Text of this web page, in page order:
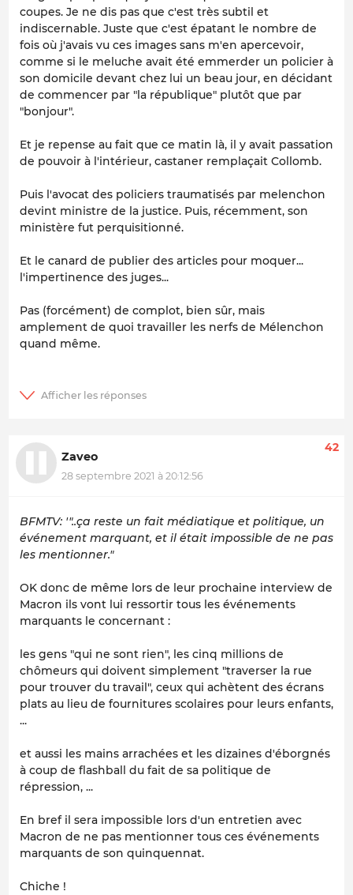
coupes. Je ne dis pas que c'est très subtil et
indiscernable. Juste que c'est épatant le nombre de
fois où j'avais vu ces images sans m'en apercevoir,
comme si le meluche avait été emmerder un policier à
son domicile devant chez lui un beau jour, en décidant
de commencer par "la république" plutôt que par
"bonjour".
Et je repense au fait que ce matin là, il y avait passation
de pouvoir à l'intérieur, castaner remplaçait Collomb.
Puis l'avocat des policiers traumatisés par melenchon
devint ministre de la justice. Puis, récemment, son
ministère fut perquisitionné.
Et le canard de publier des articles pour moquer...
l'impertinence des juges...
Pas (forcément) de complot, bien sûr, mais
amplement de quoi travailler les nerfs de Mélenchon
quand même.
Zaveo
28 septembre 2021 à 20:12:56
42
BFMTV: '"..ça reste un fait médiatique et politique, un
événement marquant, et il était impossible de ne pas
les mentionner."
OK donc de même lors de leur prochaine interview de
Macron ils vont lui ressortir tous les événements
marquants le concernant :
les gens "qui ne sont rien", les cinq millions de
chômeurs qui doivent simplement "traverser la rue
pour trouver du travail", ceux qui achètent des écrans
plats au lieu de fournitures scolaires pour leurs enfants,
...
et aussi les mains arrachées et les dizaines d'éborgnés
à coup de flashball du fait de sa politique de
répression, ...
En bref il sera impossible lors d'un entretien avec
Macron de ne pas mentionner tous ces événements
marquants de son quinquennat.
Chiche !